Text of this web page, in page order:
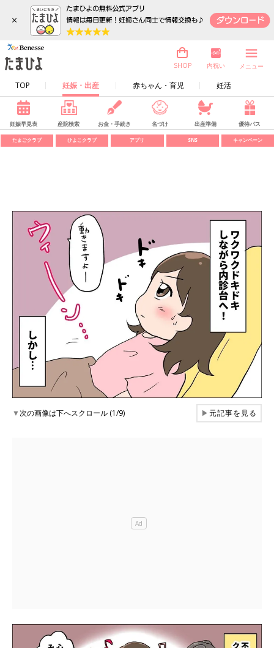
×
TOP 妊娠・出産 赤ちゃん・育児 妊活
SHOP 内祝い メニュー
妊娠早見表 産院検索 お金・手続き 名づけ 出産準備 優待パス
たまごクラブ ひよこクラブ アプリ SNS キャンペーン
▼次の画像は下へスクロール (1/9) ▶元記事を見る